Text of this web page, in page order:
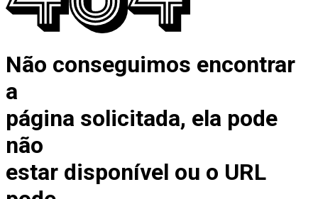
Não conseguimos encontrar
a
página solicitada, ela pode
não
estar disponível ou o URL